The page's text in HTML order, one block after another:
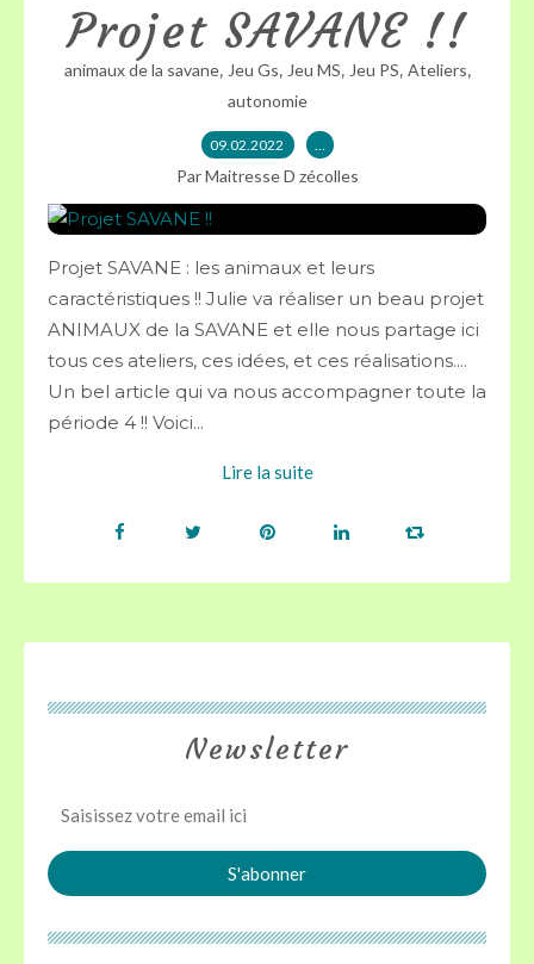
Projet SAVANE !!
animaux de la savane, Jeu Gs, Jeu MS, Jeu PS, Ateliers,
autonomie
09.02.2022 …
Par Maitresse D zécolles
Projet SAVANE : les animaux et leurs
caractéristiques !! Julie va réaliser un beau projet
ANIMAUX de la SAVANE et elle nous partage ici
tous ces ateliers, ces idées, et ces réalisations....
Un bel article qui va nous accompagner toute la
période 4 !! Voici...
Lire la suite
Newsletter